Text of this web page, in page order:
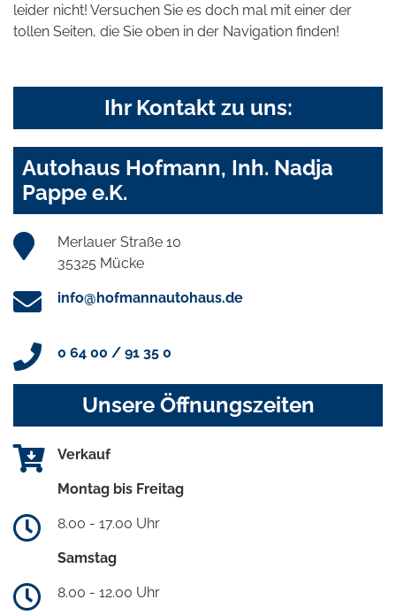
leider nicht! Versuchen Sie es doch mal mit einer der
tollen Seiten, die Sie oben in der Navigation finden!
Ihr Kontakt zu uns:
Autohaus Hofmann, Inh. Nadja
Pappe e.K.
Merlauer Straße 10
35325 Mücke
info@hofmannautohaus.de
0 64 00 / 91 35 0
Unsere Öffnungszeiten
Verkauf
Montag bis Freitag
8.00 - 17.00 Uhr
Samstag
8.00 - 12.00 Uhr